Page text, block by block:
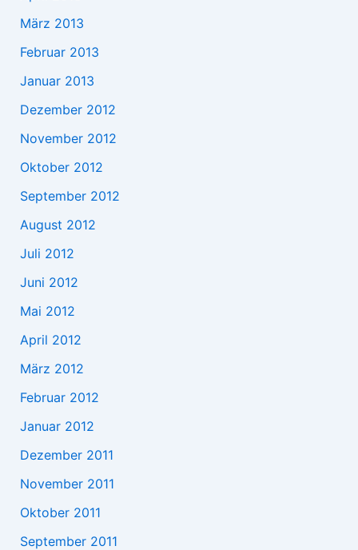
März 2013
Februar 2013
Januar 2013
Dezember 2012
November 2012
Oktober 2012
September 2012
August 2012
Juli 2012
Juni 2012
Mai 2012
April 2012
März 2012
Februar 2012
Januar 2012
Dezember 2011
November 2011
Oktober 2011
September 2011